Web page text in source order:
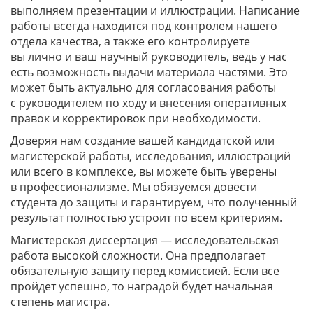
выполняем презентации и иллюстрации. Написание
работы всегда находится под контролем нашего
отдела качества, а также его контролируете
вы лично и ваш научный руководитель, ведь у нас
есть возможность выдачи материала частями. Это
может быть актуально для согласования работы
с руководителем по ходу и внесения оперативных
правок и корректировок при необходимости.
Доверяя нам создание вашей кандидатской или
магистерской работы, исследования, иллюстраций
или всего в комплексе, вы можете быть уверены
в профессионализме. Мы обязуемся довести
студента до защиты и гарантируем, что полученный
результат полностью устроит по всем критериям.
Магистерская диссертация — исследовательская
работа высокой сложности. Она предполагает
обязательную защиту перед комиссией. Если все
пройдет успешно, то наградой будет начальная
степень магистра.